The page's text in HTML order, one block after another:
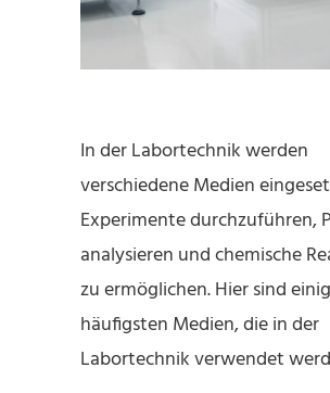
In der Labortechnik werden
verschiedene Medien
Experimente durchzuführen,
analysieren und chemische
zu ermöglichen. Hier sind
häufigsten Medien, die in der
Labortechnik verwendet